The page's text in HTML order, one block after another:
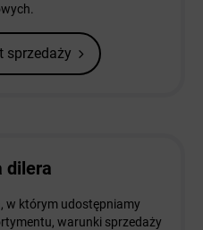
sprzedaży
dilera
w którym udostępniamy
warunki sprzedaży